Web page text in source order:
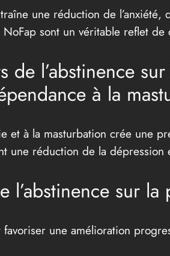
une réduction de
sont un véritable reflet de
de l’abstinence
à la
et à la masturbation crée une
une réduction de la
l’abstinence sur
favoriser une amélioration